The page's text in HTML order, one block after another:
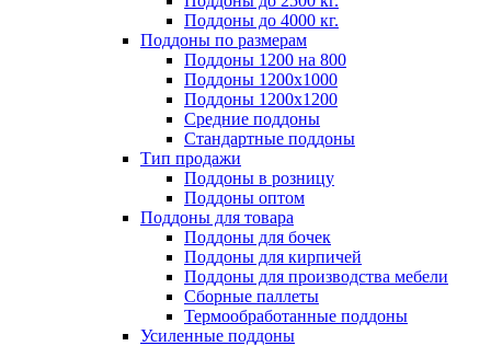
Поддоны до 4000 кг.
Поддоны по размерам
Поддоны 1200 на 800
Поддоны 1200х1000
Поддоны 1200х1200
Средние поддоны
Стандартные поддоны
Тип продажи
Поддоны в розницу
Поддоны оптом
Поддоны для товара
Поддоны для бочек
Поддоны для кирпичей
Поддоны для производства мебели
Сборные паллеты
Термообработанные поддоны
Усиленные поддоны